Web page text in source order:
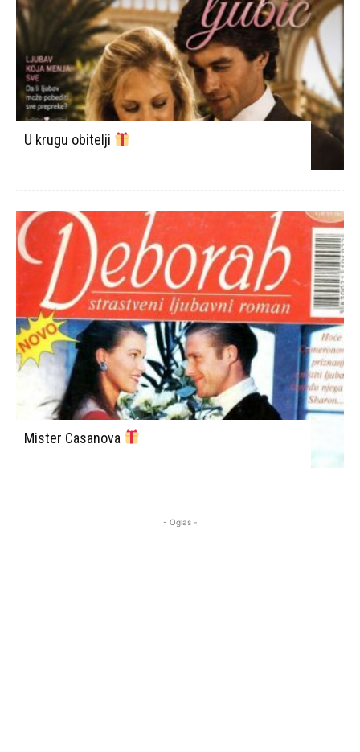
U krugu obitelji
Mister Casanova
- Oglas -